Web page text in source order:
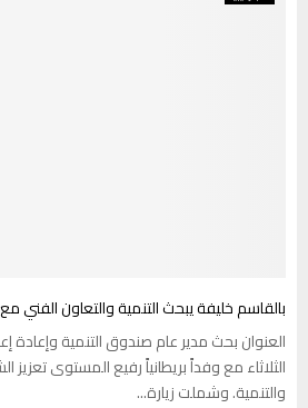
بالقاسم خليفة يبحث التنمية والتعاون الفني
العنوان بحث مدير عام صندوق التنمية وإعادة
الثلاثاء مع وفداً بريطانياً رفيع المستوى تعزيز
والتنمية. وشملت زيارة...